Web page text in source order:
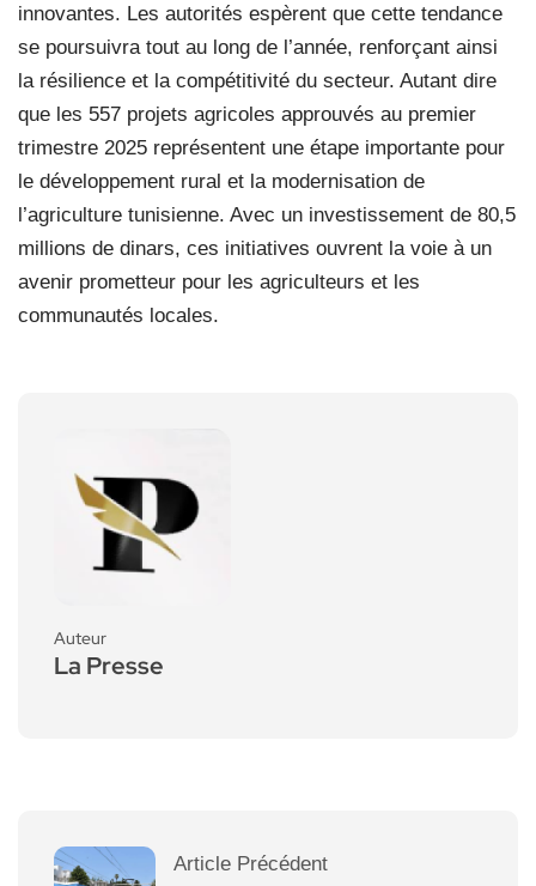
innovantes. Les autorités espèrent que cette tendance
se poursuivra tout au long de l’année, renforçant ainsi
la résilience et la compétitivité du secteur. Autant dire
que les 557 projets agricoles approuvés au premier
trimestre 2025 représentent une étape importante pour
le développement rural et la modernisation de
l’agriculture tunisienne. Avec un investissement de 80,5
millions de dinars, ces initiatives ouvrent la voie à un
avenir prometteur pour les agriculteurs et les
communautés locales.
Auteur
La Presse
Article Précédent